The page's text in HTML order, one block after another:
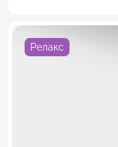
Релакс